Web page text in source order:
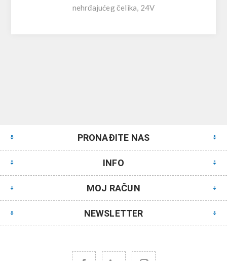
nehrđajućeg čelika, 24V
PRONAĐITE NAS
INFO
MOJ RAČUN
NEWSLETTER